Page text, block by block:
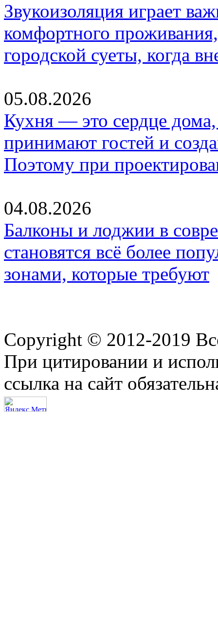
Звукоизоляция играет
комфортного
городской суеты, когда
05.08.2026
Кухня — это сердце дома,
принимают гостей и
Поэтому при
04.08.2026
Балконы и лоджии в
становятся всё более
зонами, которые требуют
Copyright © 2012-2019
При цитировании и
ссылка на сайт